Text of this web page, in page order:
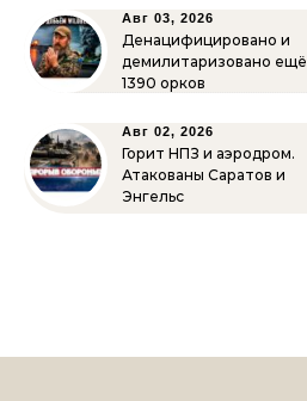
Авг 03, 2026
Денацифицировано и
демилитаризовано ещё
1390 орков
Авг 02, 2026
Горит НПЗ и аэродром.
Атакованы Саратов и
Энгельс